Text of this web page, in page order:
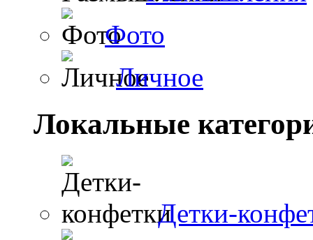
Фото
Личное
Локальные
Детки-